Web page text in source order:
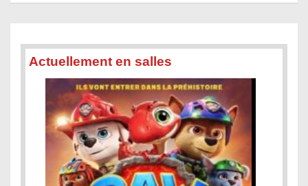
Actuellement en salles